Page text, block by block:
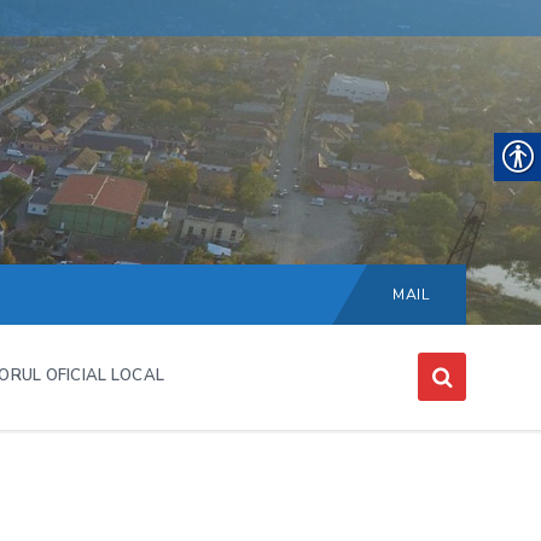
Choose
language:
MAIL
OFICIAL LOCAL